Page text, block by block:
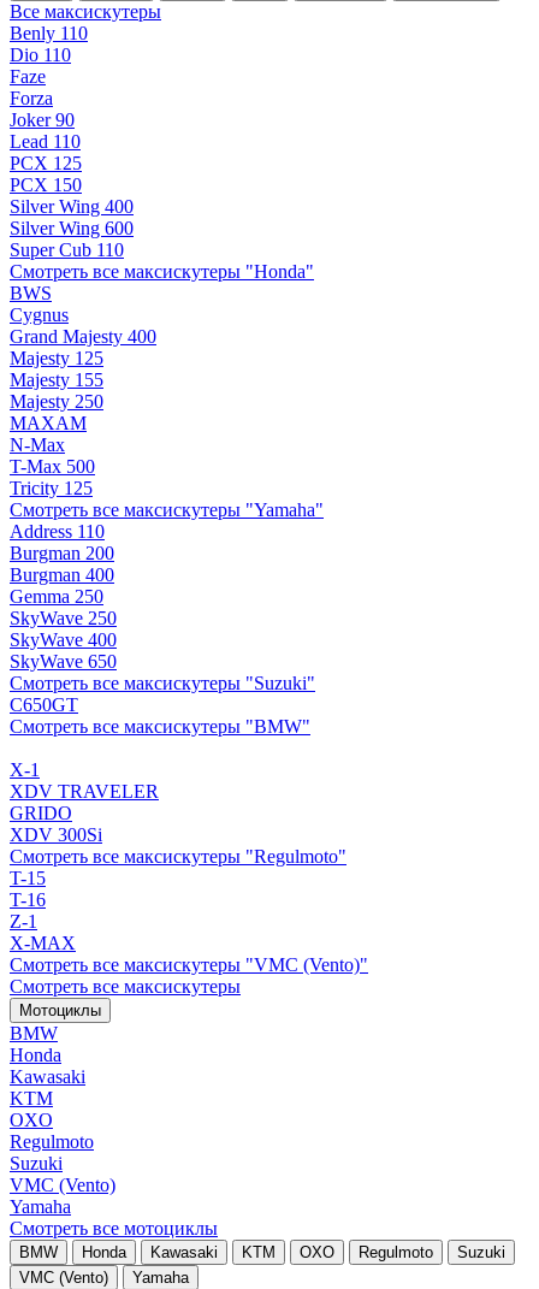
Все максискутеры
Benly 110
Dio 110
Faze
Forza
Joker 90
Lead 110
PCX 125
PCX 150
Silver Wing 400
Silver Wing 600
Super Cub 110
Смотреть все максискутеры "Honda"
BWS
Cygnus
Grand Majesty 400
Majesty 125
Majesty 155
Majesty 250
MAXAM
N-Max
T-Max 500
Tricity 125
Смотреть все максискутеры "Yamaha"
Address 110
Burgman 200
Burgman 400
Gemma 250
SkyWave 250
SkyWave 400
SkyWave 650
Смотреть все максискутеры "Suzuki"
C650GT
Смотреть все максискутеры "BMW"
X-1
XDV TRAVELER
GRIDO
XDV 300Si
Смотреть все максискутеры "Regulmoto"
T-15
T-16
Z-1
X-MAX
Смотреть все максискутеры "VMC (Vento)"
Смотреть все максискутеры
Мотоциклы
BMW
Honda
Kawasaki
KTM
OXO
Regulmoto
Suzuki
VMC (Vento)
Yamaha
Смотреть все мотоциклы
BMW Honda Kawasaki KTM OXO Regulmoto
Suzuki
VMC (Vento)
Yamaha